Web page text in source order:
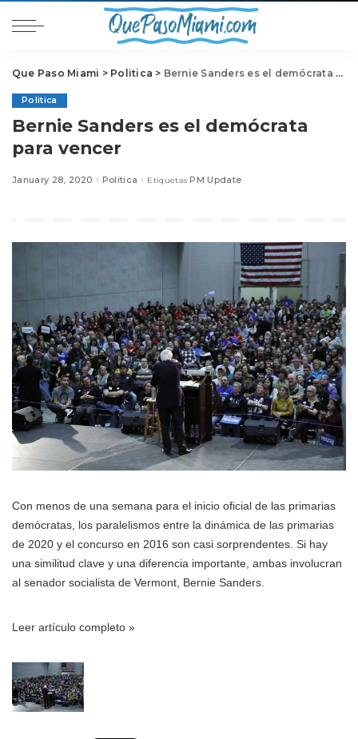
Que Paso Miami > Politica > Bernie Sanders es el demócrata para vencer
Politica
Bernie Sanders es el demócrata
para vencer
January 28, 2020 Politica Etiquetas PM Update
Con menos de una semana para el inicio oficial de las primarias
demócratas, los paralelismos entre la dinámica de las primarias
de 2020 y el concurso en 2016 son casi sorprendentes. Si hay
una similitud clave y una diferencia importante, ambas involucran
al senador socialista de Vermont, Bernie Sanders.
Leer artículo completo »